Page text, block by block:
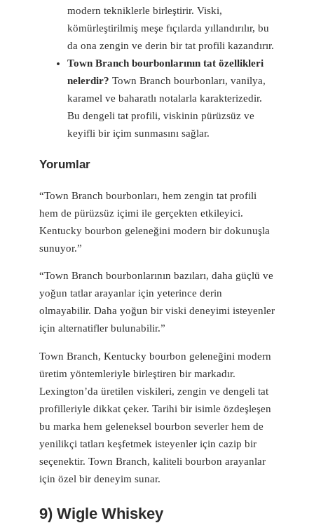
modern tekniklerle birleştirir. Viski,
kömürleştirilmiş meşe fıçılarda yıllandırılır, bu
da ona zengin ve derin bir tat profili kazandırır.
Town Branch bourbonlarının tat özellikleri
nelerdir? Town Branch bourbonları, vanilya,
karamel ve baharatlı notalarla karakterizedir.
Bu dengeli tat profili, viskinin pürüzsüz ve
keyifli bir içim sunmasını sağlar.
Yorumlar
“Town Branch bourbonları, hem zengin tat profili
hem de pürüzsüz içimi ile gerçekten etkileyici.
Kentucky bourbon geleneğini modern bir dokunuşla
sunuyor.”
“Town Branch bourbonlarının bazıları, daha güçlü ve
yoğun tatlar arayanlar için yeterince derin
olmayabilir. Daha yoğun bir viski deneyimi isteyenler
için alternatifler bulunabilir.”
Town Branch, Kentucky bourbon geleneğini modern
üretim yöntemleriyle birleştiren bir markadır.
Lexington’da üretilen viskileri, zengin ve dengeli tat
profilleriyle dikkat çeker. Tarihi bir isimle özdeşleşen
bu marka hem geleneksel bourbon severler hem de
yenilikçi tatları keşfetmek isteyenler için cazip bir
seçenektir. Town Branch, kaliteli bourbon arayanlar
için özel bir deneyim sunar.
9) Wigle Whiskey